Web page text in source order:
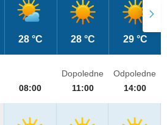
28 °C 28 °C 29 °C
08:00
Dopoledne
11:00
Odpoledne
14:00